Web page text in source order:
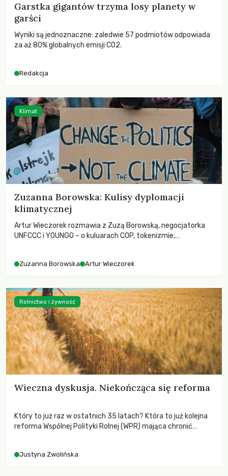
Garstka gigantów trzyma losy planety w
garści
Wyniki są jednoznaczne: zaledwie 57 podmiotów odpowiada
za aż 80% globalnych emisji CO2.
Redakcja
Zuzanna Borowska: Kulisy dyplomacji
klimatycznej
Artur Wieczorek rozmawia z Zuzą Borowską, negocjatorka
UNFCCC i YOUNGO – o kuluarach COP, tokenizmie,
Zuzanna Borowska Artur Wieczorek
Klimat
Wieczna dyskusja. Niekończąca się reforma
Który to już raz w ostatnich 35 latach? Która to już kolejna
reforma Wspólnej Polityki Rolnej (WPR) mająca chronić
Justyna Zwolińska
Rolnictwo i żywność